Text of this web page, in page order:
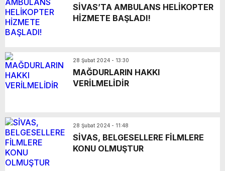
SİVAS’TA AMBULANS HELİKOPTER
HİZMETE BAŞLADI!
28 Şubat 2024 - 13:30
MAĞDURLARIN HAKKI
VERİLMELİDİR
28 Şubat 2024 - 11:48
SİVAS, BELGESELLERE FİLMLERE
KONU OLMUŞTUR